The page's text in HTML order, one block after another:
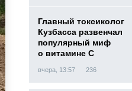
Главный токсиколог
Кузбасса развенчал
популярный миф
о витамине С
вчера, 13:57 236